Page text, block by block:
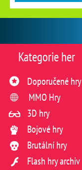
Kategorie her
Doporučené hry
MMO Hry
3D hry
Bojové hry
Brutální hry
Flash hry archiv